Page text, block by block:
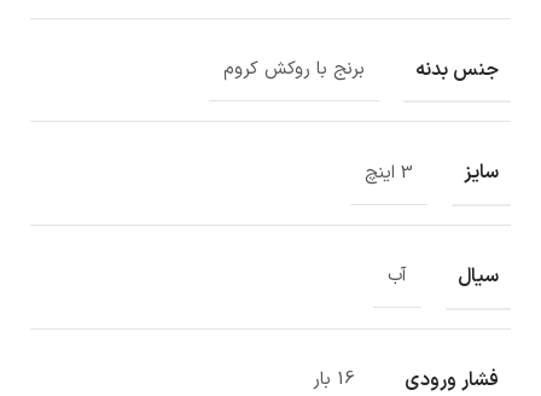
جنس بدنه برنج با روکش کروم
سایز 3 اینچ
سیال آب
فشار ورودی 16 بار